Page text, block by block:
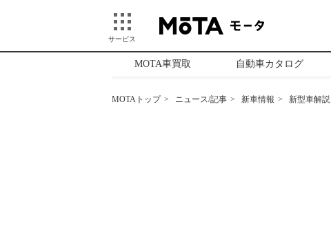
サービス
MOTA車買取 自動車カタログ
MOTAトップ ニュース/記事 新車情報 新型車解説